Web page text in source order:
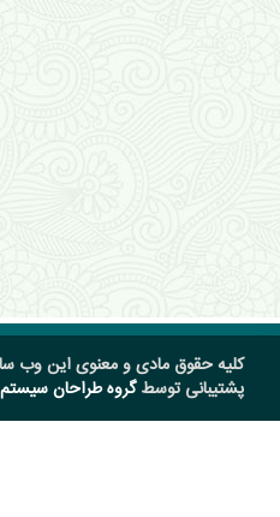
کلیه حقوق مادی و معنوی این وب
پشتیبانی توسطگروه طراحان سیستم